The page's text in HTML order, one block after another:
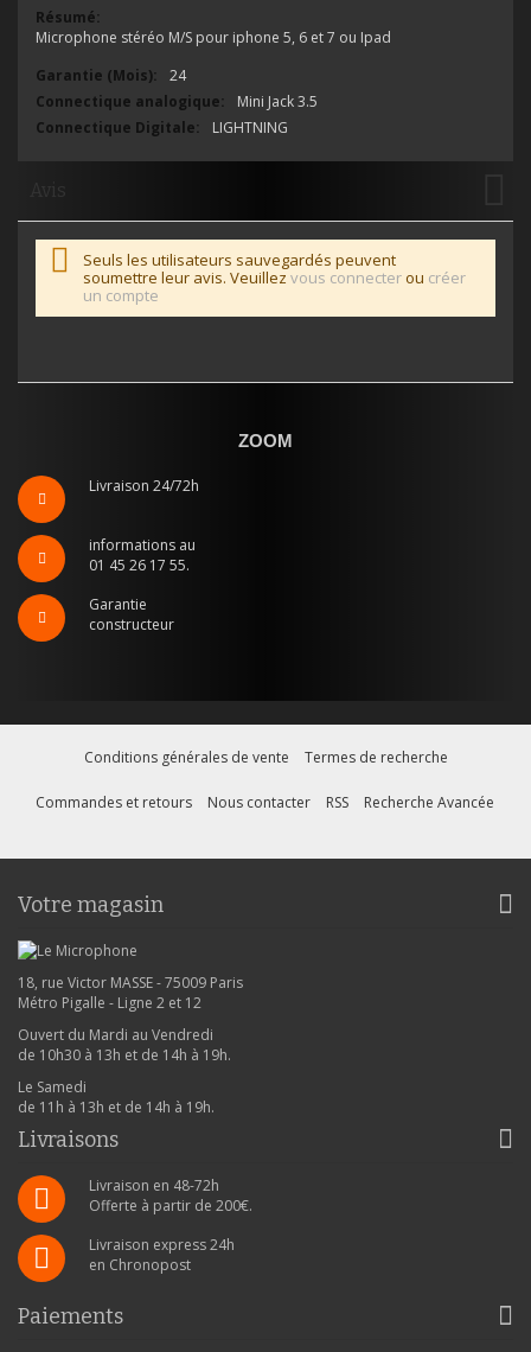
ZOOM
Livraison 24/72h
informations au
01 45 26 17 55.
Garantie
constructeur
Plus
d’information
Microphone stéréo M/S pour iphone 5, 6 et 7 ou Ipad
24
Mini Jack 3.5
LIGHTNING
Seuls les utilisateurs sauvegardés peuvent
soumettre leur avis. Veuillez vous connecterou créer
un compte
Conditions générales de vente Termes de recherche
Commandes et retours Nous contacter RSS Recherche Avancée
Votre magasin
18, rue Victor MASSE - 75009 Paris
Métro Pigalle - Ligne 2 et 12
Ouvert du Mardi au Vendredi
de 10h30 à 13h et de 14h à 19h.
Le Samedi
de 11h à 13h et de 14h à 19h.
Livraisons
Livraison en 48-72h
Offerte à partir de 200€.
Livraison express 24h
en Chronopost
Paiements